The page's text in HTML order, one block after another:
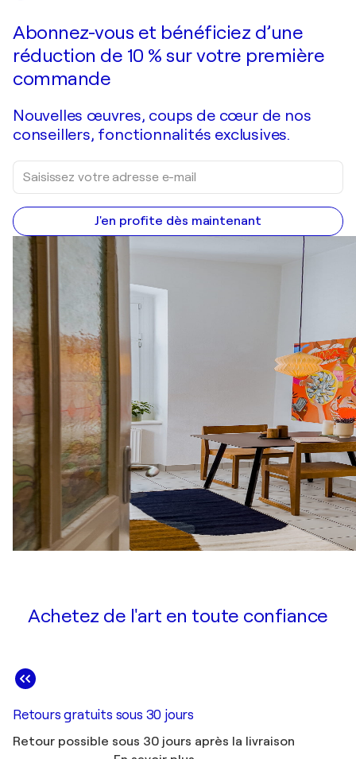
Je passe commande
Abonnez-vous et bénéficiez d’une
réduction de 10 % sur votre première
commande
Nouvelles œuvres, coups de cœur de nos
conseillers, fonctionnalités exclusives.
J'en profite dès maintenant
Achetez de l'art en toute confiance
Retours gratuits sous 30 jours
Retour possible sous 30 jours après la livraison